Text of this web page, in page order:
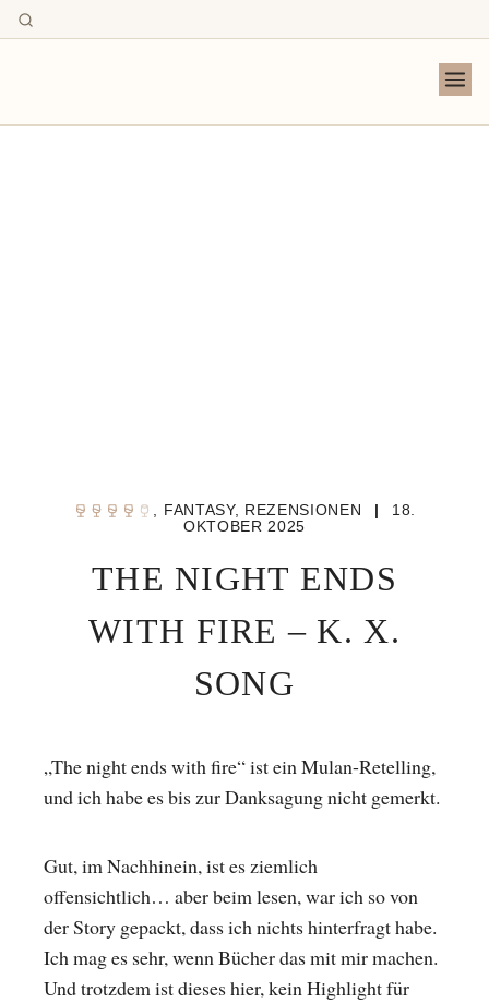
FANTASY, REZENSIONEN
18.
OKTOBER 2025
THE NIGHT ENDS
WITH FIRE – K. X.
SONG
„The night ends with fire“ ist ein Mulan-Retelling,
und ich habe es bis zur Danksagung nicht gemerkt.
Gut, im Nachhinein, ist es ziemlich
offensichtlich… aber beim lesen, war ich so von
der Story gepackt, dass ich nichts hinterfragt habe.
Ich mag es sehr, wenn Bücher das mit mir machen.
Und trotzdem ist dieses hier, kein Highlight für